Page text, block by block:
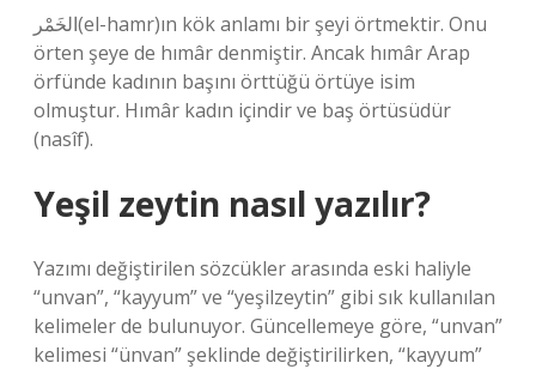
الخَمْر(el-hamr)ın kök anlamı bir şeyi örtmektir. Onu
örten şeye de hımâr denmiştir. Ancak hımâr Arap
örfünde kadının başını örttüğü örtüye isim
olmuştur. Hımâr kadın içindir ve baş örtüsüdür
(nasîf).
Yeşil zeytin nasıl yazılır?
Yazımı değiştirilen sözcükler arasında eski haliyle
“unvan”, “kayyum” ve “yeşilzeytin” gibi sık kullanılan
kelimeler de bulunuyor. Güncellemeye göre, “unvan”
kelimesi “ünvan” şeklinde değiştirilirken, “kayyum”